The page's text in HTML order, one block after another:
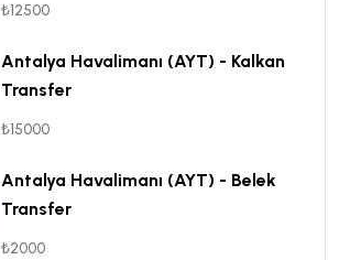
₺12500
Antalya Havalimanı (AYT) - Kalkan
Transfer
₺15000
Antalya Havalimanı (AYT) - Belek
Transfer
₺2000